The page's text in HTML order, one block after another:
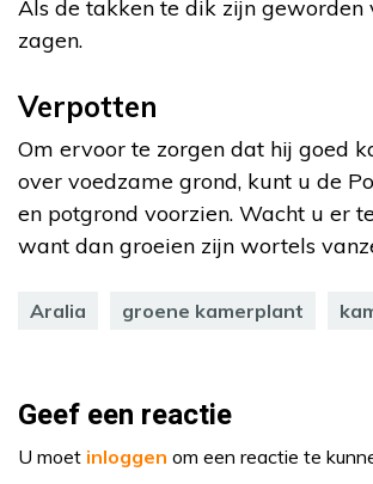
Als de takken te dik zijn geworden
zagen.
Verpotten
Om ervoor te zorgen dat hij goed
over voedzame grond, kunt u de
en potgrond voorzien. Wacht u er
want dan groeien zijn wortels
Aralia groene kamerplant
Geef een reactie
U moet inloggen om een reactie te